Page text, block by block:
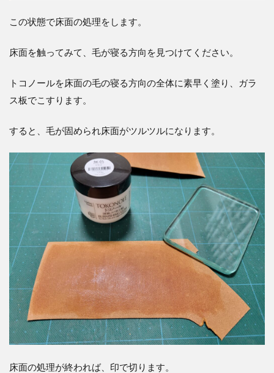
この状態で床面の処理をします。
床面を触ってみて、毛が寝る方向を見つけてください。
トコノールを床面の毛の寝る方向の全体に素早く塗り、ガラ
ス板でこすります。
すると、毛が固められ床面がツルツルになります。
床面の処理が終われば、印で切ります。